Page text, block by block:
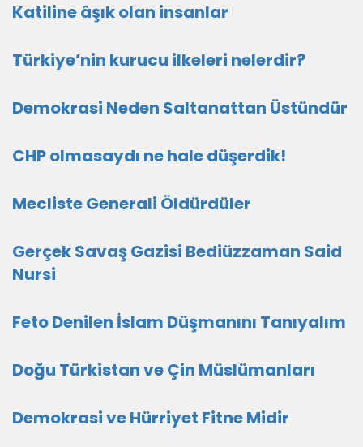
Katiline âşık olan insanlar
Türkiye’nin kurucu ilkeleri nelerdir?
Demokrasi Neden Saltanattan Üstündür
CHP olmasaydı ne hale düşerdik!
Mecliste Generali Öldürdüler
Gerçek Savaş Gazisi Bediüzzaman Said
Nursi
Feto Denilen İslam Düşmanını Tanıyalım
Doğu Türkistan ve Çin Müslümanları
Demokrasi ve Hürriyet Fitne Midir